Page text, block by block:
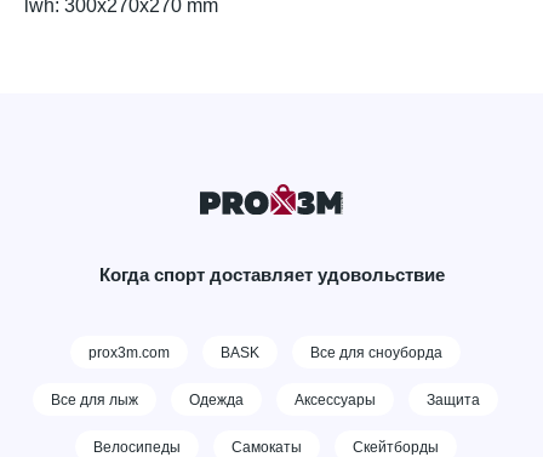
lwh: 300x270x270 mm
Когда спорт доставляет удовольствие
prox3m.com BASK Все для сноуборда
Все для лыж Одежда Аксессуары Защита
Велосипеды Самокаты Скейтборды